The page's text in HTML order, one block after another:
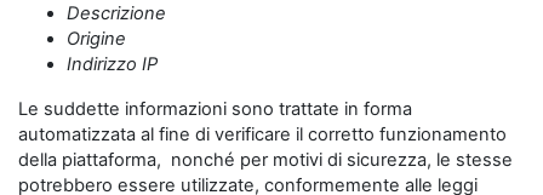
Descrizione
Origine
Indirizzo IP
Le suddette informazioni sono trattate in forma
automatizzata al fine di verificare il corretto funzionamento
della piattaforma, nonché per motivi di sicurezza, le stesse
potrebbero essere utilizzate, conformemente alle leggi